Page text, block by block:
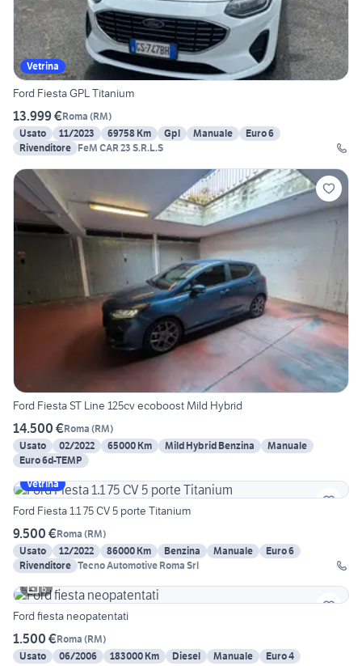
Vetrina
Ford Fiesta GPL Titanium
13.999 €Roma (RM)
Usato
11/2023 69758 Km Gpl Manuale
Euro 6
Rivenditore FeM CAR 23 S.R.L.S
Ford Fiesta ST Line 125cv ecoboost Mild Hybrid
14.500 €Roma (RM)
Usato
02/2022 65000 Km Mild Hybrid Benzina
Manuale
Euro 6d-TEMP
Vetrina
Ford Fiesta 1.1 75 CV 5 porte Titanium
9.500 €Roma (RM)
Usato
12/2022 86000 Km Benzina Manuale
Euro 6
Rivenditore Tecno Automotive Roma Srl
6
Ford fiesta neopatentati
1.500 €Roma (RM)
Usato
06/2006 183000 Km Diesel Manuale
Euro 4